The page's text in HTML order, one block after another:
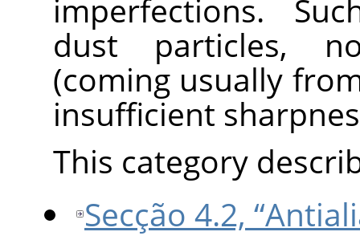
imperfections.
dust particles,
(coming usually
insufficient
This category
Secção 4.2,